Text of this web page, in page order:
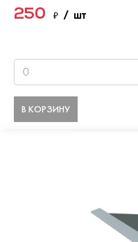
250 ₽ / шт
В КОРЗИНУ